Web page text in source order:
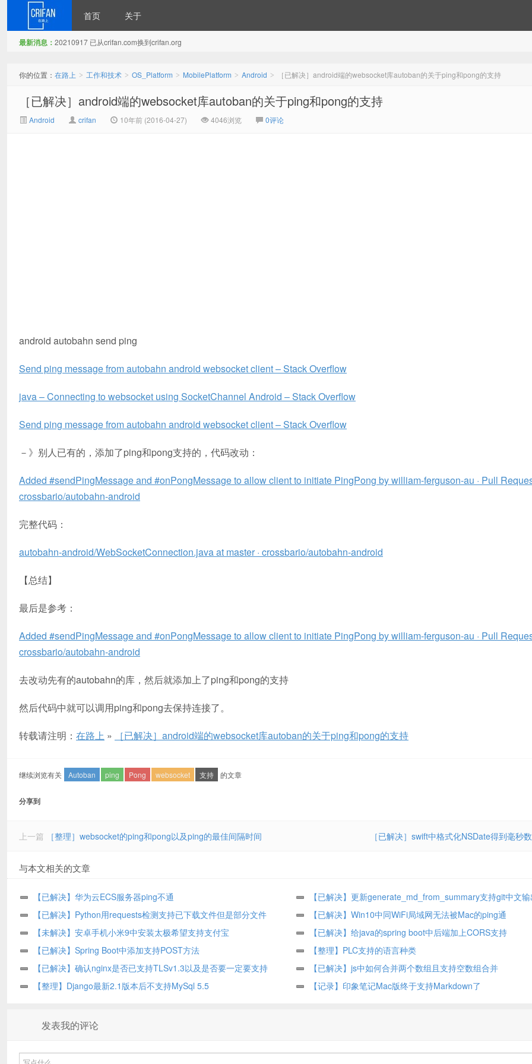
首页 关于
最新消息： 20210917 已从crifan.com换到crifan.org
你的位置： 在路上 > 工作和技术 > OS_Platform > MobilePlatform > Android > ［已解决］android端的websocket库autoban的关于ping和pong的支持
［已解决］android端的websocket库autoban的关于ping和pong的支持
Android crifan 10年前 (2016-04-27) 4046浏览 0评论
android autobahn send ping
Send ping message from autobahn android websocket client – Stack Overflow
java – Connecting to websocket using SocketChannel Android – Stack Overflow
Send ping message from autobahn android websocket client – Stack Overflow
－》别人已有的，添加了ping和pong支持的，代码改动：
Added #sendPingMessage and #onPongMessage to allow client to initiate PingPong by william-ferguson-au · Pull
crossbario/autobahn-android
完整代码：
autobahn-android/WebSocketConnection.java at master · crossbario/autobahn-android
【总结】
最后是参考：
Added #sendPingMessage and #onPongMessage to allow client to initiate PingPong by william-ferguson-au · Pull
crossbario/autobahn-android
去改动先有的autobahn的库，然后就添加上了ping和pong的支持
然后代码中就可以调用ping和pong去保持连接了。
转载请注明： 在路上 » ［已解决］android端的websocket库autoban的关于ping和pong的支持
继续浏览有关 Autoban ping Pong websocket 支持 的文章
分享到
上一篇 ［整理］websocket的ping和pong以及ping的最佳间隔时间 ［已解决］swift中格式化NSDate得到毫秒数
与本文相关的文章
【已解决】华为云ECS服务器ping不通
【已解决】更新generate_md_from_summary支持git中文输
【已解决】Python用requests检测支持已下载文件但是部分文件
【已解决】Win10中同WiFi局域网无法被Mac的ping通
【未解决】安卓手机小米9中安装太极希望支持支付宝
【已解决】给java的spring boot中后端加上CORS支持
【已解决】Spring Boot中添加支持POST方法
【整理】PLC支持的语言种类
【已解决】确认nginx是否已支持TLSv1.3以及是否要一定要支持
TLSv1.3
【已解决】js中如何合并两个数组且支持空数组合并
【整理】Django最新2.1版本后不支持MySql 5.5
【记录】印象笔记Mac版终于支持Markdown了
发表我的评论